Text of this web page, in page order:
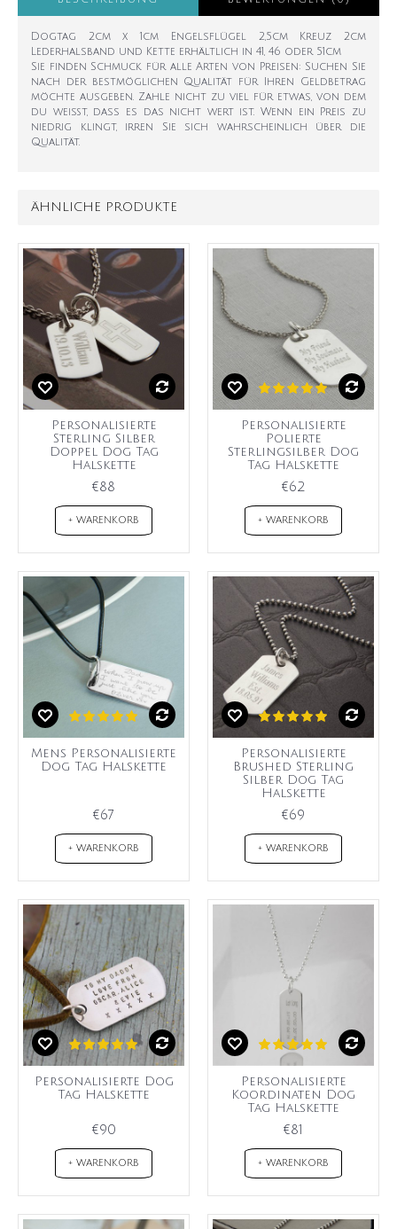
Dogtag 2cm x 1cm Engelsflügel 2,5cm Kreuz 2cm
Lederhalsband und Kette erhältlich in 41, 46 oder 51cm
Sie finden Schmuck für alle Arten von Preisen: Suchen Sie
nach der bestmöglichen Qualität für Ihren Geldbetrag
möchte ausgeben. Zahle nicht zu viel für etwas, von dem
du weißt, dass es das nicht wert ist. Wenn ein Preis zu
niedrig klingt, irren Sie sich wahrscheinlich über die
Qualität.
ÄHNLICHE PRODUKTE
Personalisierte
Sterling Silber
Doppel Dog Tag
Halskette
€88
+ WARENKORB
Personalisierte
Polierte
Sterlingsilber Dog
Tag Halskette
€62
+ WARENKORB
Mens Personalisierte
Dog Tag Halskette
€67
+ WARENKORB
Personalisierte
Brushed Sterling
Silber Dog Tag
Halskette
€69
+ WARENKORB
Personalisierte Dog
Tag Halskette
€90
+ WARENKORB
Personalisierte
Koordinaten Dog
Tag Halskette
€81
+ WARENKORB